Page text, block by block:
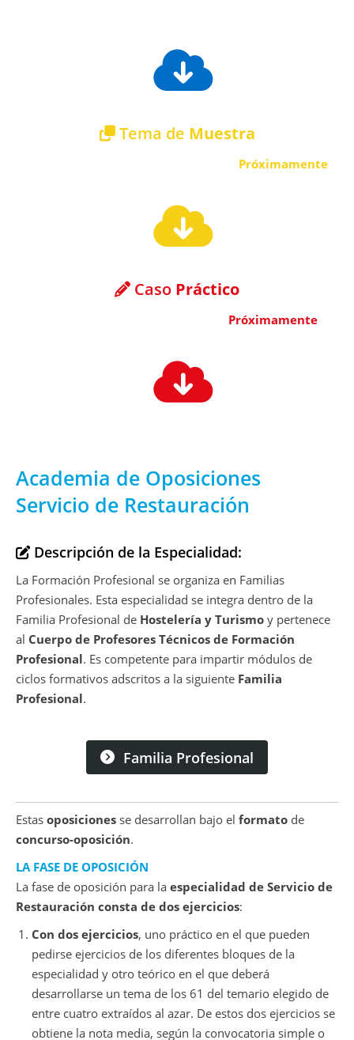
Tema de Muestra
Próximamente
Caso Práctico
Próximamente
Academia de Oposiciones
Servicio de Restauración
Descripción de la Especialidad:
La Formación Profesional se organiza en Familias
Profesionales. Esta especialidad se integra dentro de la
Familia Profesional de Hostelería y Turismo y pertenece
al Cuerpo de Profesores Técnicos de Formación
Profesional. Es competente para impartir módulos de
ciclos formativos adscritos a la siguiente Familia
Profesional.
Familia Profesional
Estas oposiciones se desarrollan bajo el formato de
concurso-oposición.
LA FASE DE OPOSICIÓN
La fase de oposición para la especialidad de Servicio de
Restauración consta de dos ejercicios:
Con dos ejercicios, uno práctico en el que pueden
pedirse ejercicios de los diferentes bloques de la
especialidad y otro teórico en el que deberá
desarrollarse un tema de los 61 del temario elegido de
entre cuatro extraídos al azar. De estos dos ejercicios se
obtiene la nota media, según la convocatoria simple o